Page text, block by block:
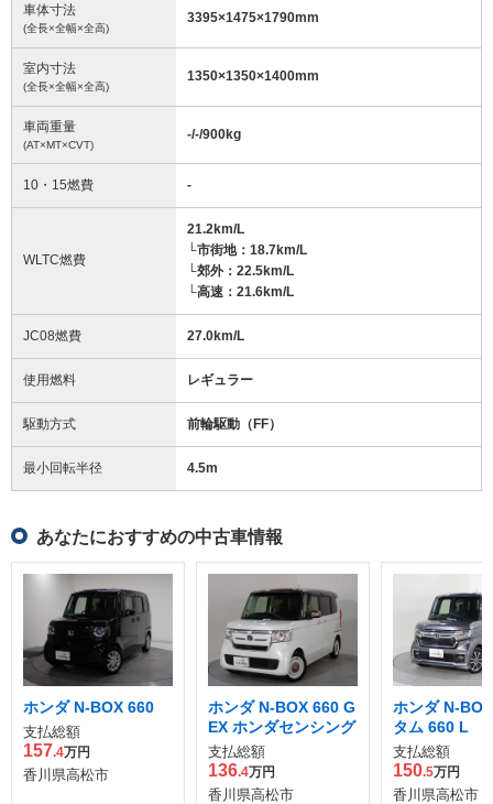
車体寸法
(全長×全幅×全高)
3395×1475×1790mm
室内寸法
(全長×全幅×全高)
1350×1350×1400mm
車両重量
(AT×MT×CVT)
-/-/900kg
10・15燃費 -
WLTC燃費
21.2km/L
└市街地：18.7km/L
└郊外：22.5km/L
└高速：21.6km/L
JC08燃費 27.0km/L
使用燃料 レギュラー
駆動方式 前輪駆動（FF）
最小回転半径 4.5m
あなたにおすすめの中古車情報
ホンダ N-BOX 660
支払総額
157.4万円
香川県高松市
ホンダ N-BOX 660 G
EX ホンダセンシング
支払総額
136.4万円
香川県高松市
ホンダ N-
タム 660 L
支払総額
150.5万円
香川県高松市